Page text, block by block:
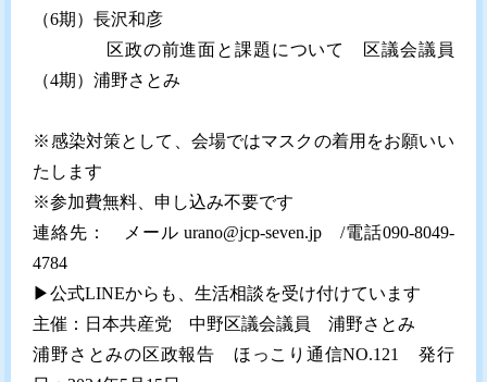
（6期）長沢和彦
区政の前進面と課題について 区議会議員
（4期）浦野さとみ
※感染対策として、会場ではマスクの着用をお願いい
たします
※参加費無料、申し込み不要です
連絡先： メール urano@jcp-seven.jp /電話090-8049-
4784
▶︎公式LINEからも、生活相談を受け付けています
主催：日本共産党 中野区議会議員 浦野さとみ
浦野さとみの区政報告 ほっこり通信NO.121 発行